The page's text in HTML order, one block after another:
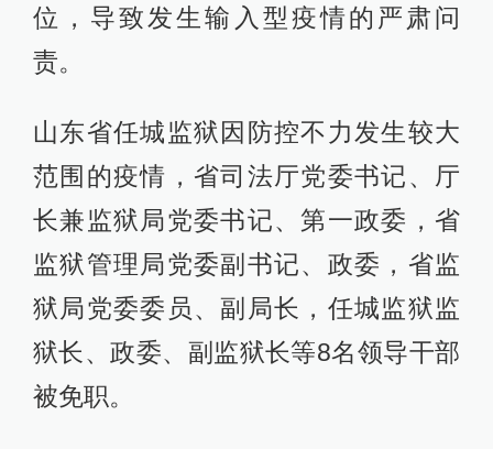
位，导致发生输入型疫情的严肃问
责。
山东省任城监狱因防控不力发生较大
范围的疫情，省司法厅党委书记、厅
长兼监狱局党委书记、第一政委，省
监狱管理局党委副书记、政委，省监
狱局党委委员、副局长，任城监狱监
狱长、政委、副监狱长等8名领导干部
被免职。